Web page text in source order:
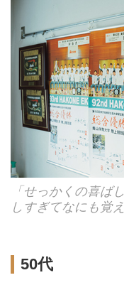
「せっかくの喜ば
しすぎてなにも覚
50代